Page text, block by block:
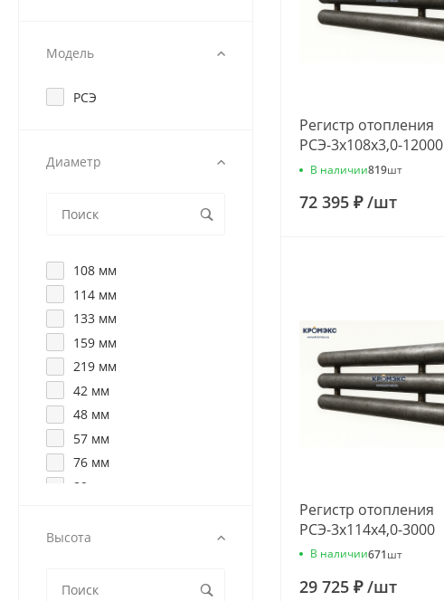
Модель
РСЭ
Диаметр
108 мм
114 мм
133 мм
159 мм
219 мм
42 мм
48 мм
57 мм
76 мм
89 мм
Высота
Регистр отопления
РСЭ-3x108x3,0-12000
В наличии819шт
72 395 ₽/шт
Регистр отопления
РСЭ-3x114x4,0-3000
В наличии671шт
29 725 ₽/шт